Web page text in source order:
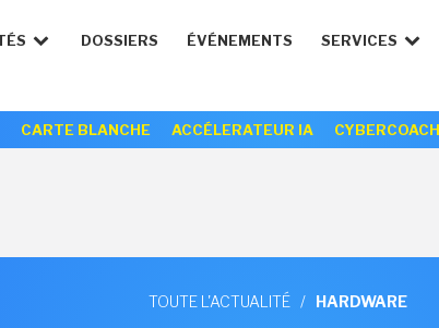
DOSSIERS ÉVÉNEMENTS SERVICES
CARTE BLANCHE ACCÉLERATEUR IA CYBERCOACH
TOUTE L'ACTUALITÉ / HARDWARE